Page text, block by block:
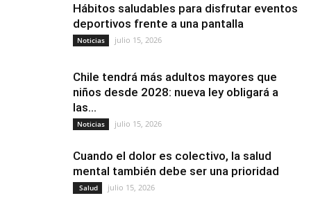
Hábitos saludables para disfrutar eventos
deportivos frente a una pantalla
Noticias julio 15, 2026
Chile tendrá más adultos mayores que
niños desde 2028: nueva ley obligará a
las...
Noticias julio 15, 2026
Cuando el dolor es colectivo, la salud
mental también debe ser una prioridad
Salud julio 15, 2026